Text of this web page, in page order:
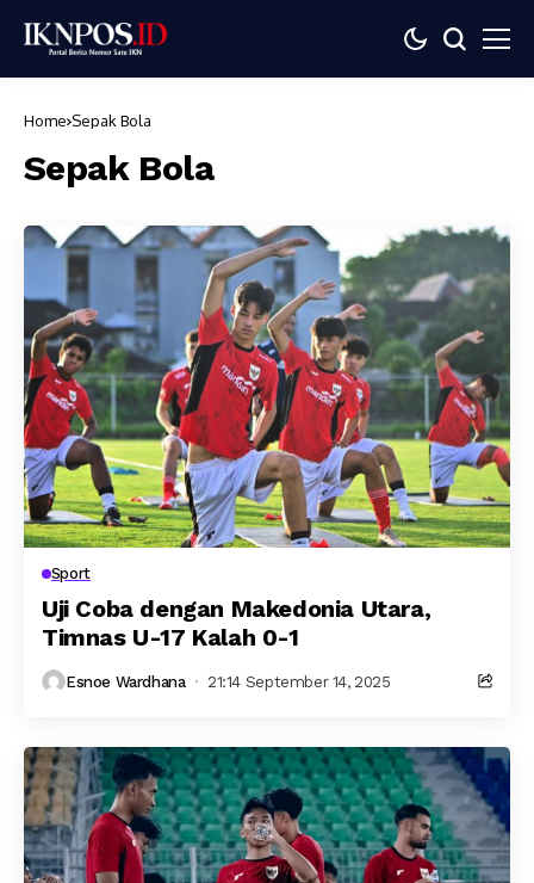
Home Sepak Bola
Sepak Bola
Sport
Uji Coba dengan Makedonia Utara,
Timnas U-17 Kalah 0-1
Esnoe Wardhana 21:14 September 14, 2025